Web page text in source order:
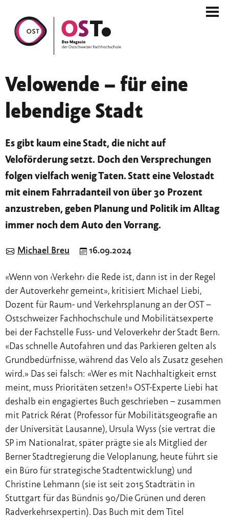
Velowende – für eine
lebendige Stadt
Es gibt kaum eine Stadt, die nicht auf
Veloförderung setzt. Doch den Versprechungen
folgen vielfach wenig Taten. Statt eine Velostadt
mit einem Fahrradanteil von über 30 Prozent
anzustreben, geben Planung und Politik im Alltag
immer noch dem Auto den Vorrang.
Michael Breu 16.09.2024
«Wenn von ‹Verkehr› die Rede ist, dann ist in der Regel
der Autoverkehr gemeint», kritisiert Michael Liebi,
Dozent für Raum- und Verkehrsplanung an der OST –
Ostschweizer Fachhochschule und Mobilitätsexperte
bei der Fachstelle Fuss- und Veloverkehr der Stadt Bern.
«Das schnelle Autofahren und das Parkieren gelten als
Grundbedürfnisse, während das Velo als Zusatz gesehen
wird.» Das sei falsch: «Wer es mit Nachhaltigkeit ernst
meint, muss Prioritäten setzen!» OST-Experte Liebi hat
deshalb ein engagiertes Buch geschrieben – zusammen
mit Patrick Rérat (Professor für Mobilitätsgeografie an
der Universität Lausanne), Ursula Wyss (sie vertrat die
SP im Nationalrat, später prägte sie als Mitglied der
Berner Stadtregierung die Veloplanung, heute führt sie
ein Büro für strategische Stadtentwicklung) und
Christine Lehmann (sie ist seit 2015 Stadträtin in
Stuttgart für das Bündnis 90/Die Grünen und deren
Radverkehrsexpertin). Das Buch mit dem Titel